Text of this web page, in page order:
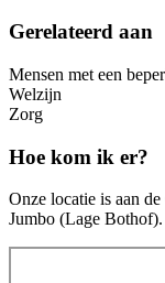
Gerelateerd aan
Mensen met een
Welzijn
Zorg
Hoe kom ik er?
Onze locatie is aan
Jumbo (Lage Bothof).